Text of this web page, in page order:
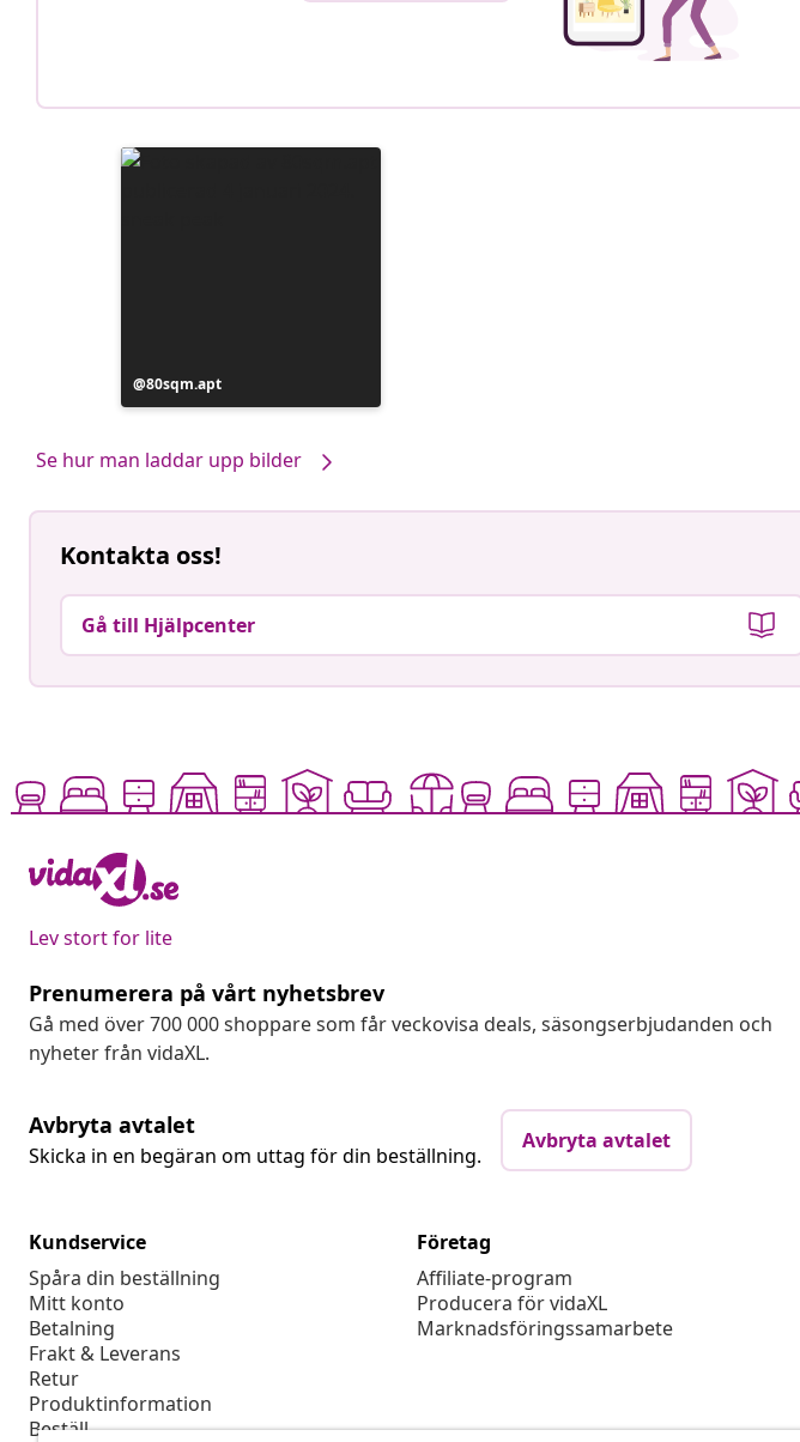
Inlägg
publicerat
80sqm.apt
Se hur man laddar upp bilder
Kontakta oss!
Gå till Hjälpcenter
Lev stort for lite
Prenumerera på vårt nyhetsbrev
Gå med över 700 000 shoppare som får veckovisa deals, säsongserbjudanden och
nyheter från vidaXL.
Avbryta avtalet
Skicka in en begäran om uttag för din beställning.
Avbryta avtalet
Kundservice
Spåra din beställning
Mitt konto
Betalning
Frakt & Leverans
Retur
Produktinformation
Beställ
Företag
Affiliate-program
Producera för vidaXL
Marknadsföringssamarbete